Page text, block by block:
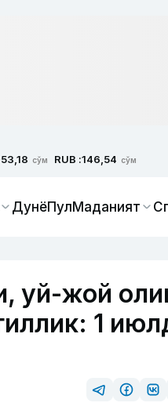
сўм RUB :146,54 сўм
ДунёПулМаданият
уй-жой
1